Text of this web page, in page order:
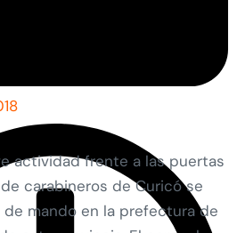
image.php
actividad frente a las puertas
carabineros de Curicó se
de mando en la prefectura de